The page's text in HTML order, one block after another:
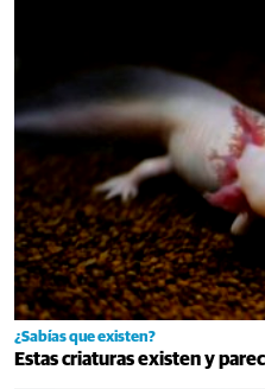
¿Sabías que existen?
Estas criaturas existen y